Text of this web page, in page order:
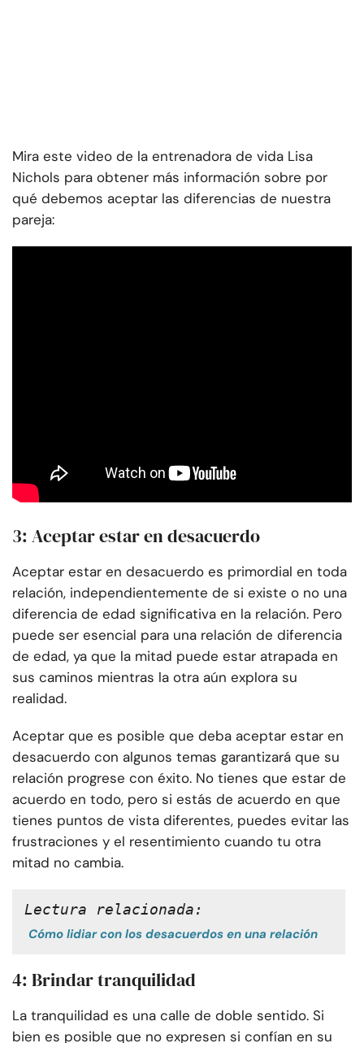
Mira este video de la entrenadora de vida Lisa
Nichols para obtener más información sobre por
qué debemos aceptar las diferencias de nuestra
pareja:
3: Aceptar estar en desacuerdo
Aceptar estar en desacuerdo es primordial en toda
relación, independientemente de si existe o no una
diferencia de edad significativa en la relación. Pero
puede ser esencial para una relación de diferencia
de edad, ya que la mitad puede estar atrapada en
sus caminos mientras la otra aún explora su
realidad.
Aceptar que es posible que deba aceptar estar en
desacuerdo con algunos temas garantizará que su
relación progrese con éxito. No tienes que estar de
acuerdo en todo, pero si estás de acuerdo en que
tienes puntos de vista diferentes, puedes evitar las
frustraciones y el resentimiento cuando tu otra
mitad no cambia.
Lectura relacionada:
Cómo lidiar con los desacuerdos en una relación
4: Brindar tranquilidad
La tranquilidad es una calle de doble sentido. Si
bien es posible que no expresen si confían en su